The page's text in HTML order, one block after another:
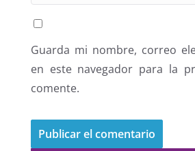
Guarda mi nombre, correo
en este navegador para la
comente.